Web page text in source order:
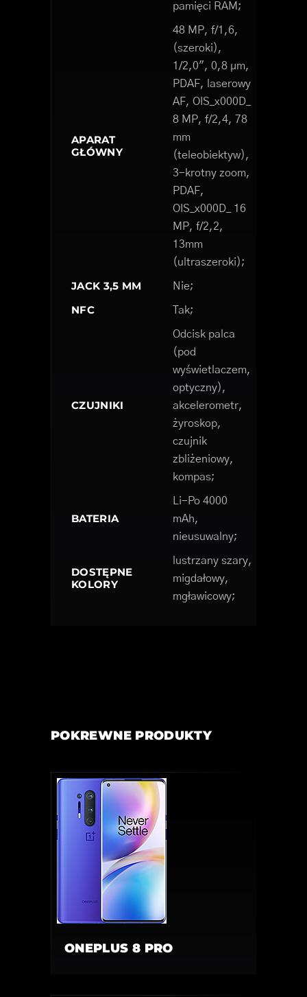
pamięci RAM;
APARAT
GŁÓWNY
48 MP, f/1,6,
(szeroki),
1/2,0", 0,8 µm,
PDAF, laserowy
AF, OIS_x000D_
8 MP, f/2,4, 78
mm
(teleobiektyw),
3-krotny zoom,
PDAF,
OIS_x000D_ 16
MP, f/2,2,
13mm
(ultraszeroki);
JACK 3,5 MM Nie;
NFC Tak;
CZUJNIKI
Odcisk palca
(pod
wyświetlaczem,
optyczny),
akcelerometr,
żyroskop,
czujnik
zbliżeniowy,
kompas;
BATERIA
Li-Po 4000
mAh,
nieusuwalny;
DOSTĘPNE
KOLORY
lustrzany szary,
migdałowy,
mgławicowy;
POKREWNE PRODUKTY
ONEPLUS 8 PRO